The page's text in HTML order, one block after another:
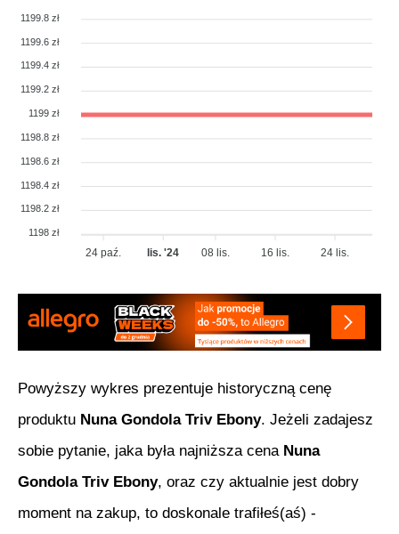
1199.8 zł
1199.6 zł
1199.4 zł
1199.2 zł
1199 zł
1198.8 zł
1198.6 zł
1198.4 zł
1198.2 zł
1198 zł
24 paź. lis. '24 08 lis. 16 lis. 24 lis.
Powyższy wykres prezentuje historyczną cenę
produktu Nuna Gondola Triv Ebony. Jeżeli zadajesz
sobie pytanie, jaka była najniższa cena Nuna
Gondola Triv Ebony, oraz czy aktualnie jest dobry
moment na zakup, to doskonale trafiłeś(aś) -